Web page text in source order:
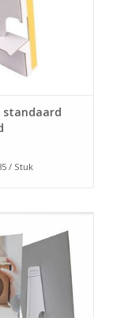
tape.
WINKELWAGEN
standaard
/ Stuk
trekken van uw
WINKELWAGEN